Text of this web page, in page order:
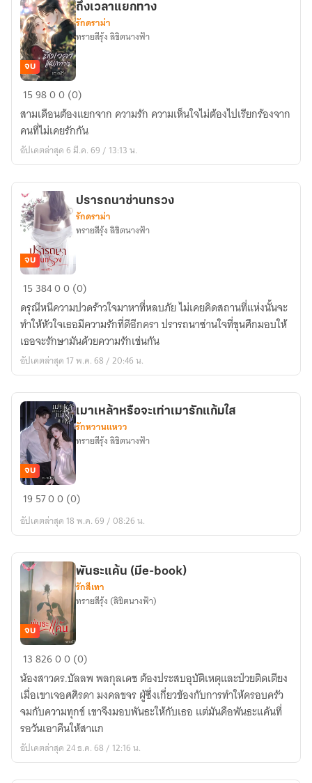
ถึง
เวลา
แยก
ทาง
จบ
ถึงเวลาแยกทาง
รักดราม่า
ทรายสีรุ้ง ลิขิตนางฟ้า
159800 (0)
สามเดือนต้องแยกจาก ความรัก ความเห็นใจไม่ต้องไปเรียกร้องจาก
คนที่ไม่เคยรักกัน
อัปเดตล่าสุด 6 มี.ค. 69 / 13:13 น.
ปรารถนา
ซ่าน
ทรวง
จบ
ปรารถนาซ่านทรวง
รักดราม่า
ทรายสีรุ้ง ลิขิตนางฟ้า
15 38400 (0)
ดรุณีหนีความปวดร้าวใจมาหาที่หลบภัย ไม่เคยคิดสถานที่แห่งนั้นจะ
ทำให้หัวใจเธอมีความรักที่ดีอีกครา ปรารถนาซ่านใจที่ขุนศึกมอบให้
เธอจะรักษามันด้วยความรักเช่นกัน
อัปเดตล่าสุด 17 พ.ค. 68 / 20:46 น.
เมา
หรือ
เท่า
เมา
รัก
แก้ม
ใส
จบ
เมาเหล้าหรือจะเท่าเมารักแก้มใส
รักหวานแหวว
ทรายสีรุ้ง ลิขิตนางฟ้า
19 5700 (0)
อัปเดตล่าสุด 18 พ.ค. 69 / 08:26 น.
พันธะ
แค้น
(มีe-
book)
จบ
พันธะแค้น (มีe-book)
รักสีเทา
ทรายสีรุ้ง (ลิขิตนางฟ้า)
1382600 (0)
น้องสาวดร.บัลลพ พลกุลเดช ต้องประสบอุบัติเหตุและป่วยติดเตียง
เมื่อเขาเจอศศิรดา มงคลขจร ผู้ซึ่งเกี่ยวข้องกับการทำให้ครอบครัว
จมกับความทุกข์ เขาจึงมอบพันธะให้กับเธอ แต่มันคือพันธะแค้นที่
รอวันเอาคืนให้สาแก
อัปเดตล่าสุด 24 ธ.ค. 68 / 12:16 น.